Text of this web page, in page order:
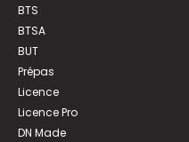
BTS
BTSA
BUT
Prépas
Licence
Licence Pro
DN Made